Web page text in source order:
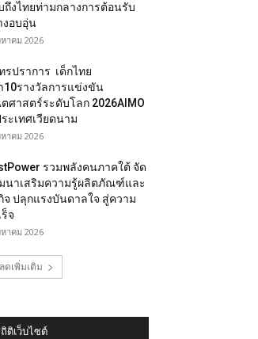
ถึงไทยท่ามกลางการต้อนรับ
งอบอุ่น
าคม 2026
รปราการ เด็กไทย
10รางวัลการแข่งขัน
ศาสตร์ระดับโลก 2026AIMO
ะเทศเวียดนาม
หาคม 2026
รวมพลังคนภาคใต้ จัด
นาเสริมความรู้ผลิตภัณฑ์และ
จ ปลุกแรงบันดาลใจ สู่ความ
ร็จ
หาคม 2026
ดเพิ่มเติม
ติเว็บไซต์